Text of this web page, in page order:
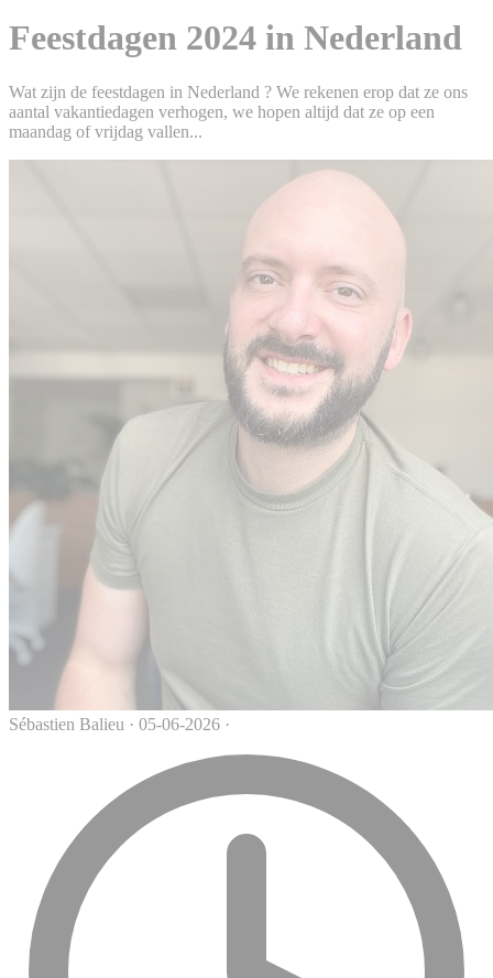
Feestdagen 2024 in Nederland
Wat zijn de feestdagen in Nederland ? We rekenen erop dat ze ons
aantal vakantiedagen verhogen, we hopen altijd dat ze op een
maandag of vrijdag vallen...
Sébastien Balieu · 05-06-2026 ·